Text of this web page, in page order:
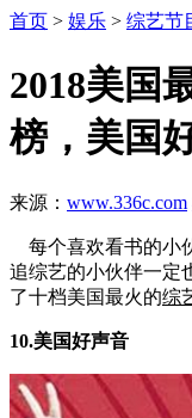
首页 > 娱乐 > 综艺节
2018美国
榜，美国
来源： www.336c.com
每个喜欢看书的小
追综艺的小伙伴一定
了十档美国最火的综
10.美国好声音